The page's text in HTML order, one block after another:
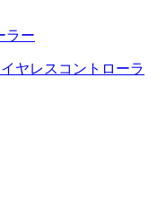
ラー
ヤレスコントローラ